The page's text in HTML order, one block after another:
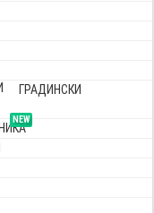
ГРАДИНСКИ
NEW